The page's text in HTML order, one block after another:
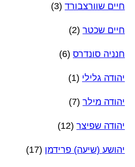
חיים שוורצבורד (3)
חיים שכטר (2)
חנניה סונדרס (6)
יהודה גלילי (1)
יהודה מילר (7)
יהודה שפיצר (12)
יהושע (שיעה) פרידמן (17)